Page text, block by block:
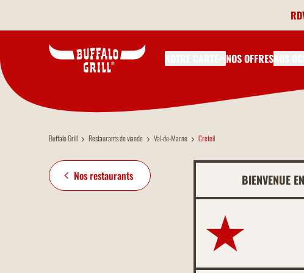
NOS OFFRES
Buffalo Grill Restaurants de viande Val-de-Marne Creteil
Nos restaurants BIENVENUE